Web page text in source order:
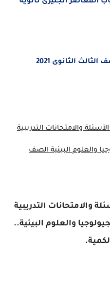
الثالث الثانوى
والامتحانات التدريبية
والعلوم البيئية الصف
والامتحانات التدريبية
والعلوم البيئية..